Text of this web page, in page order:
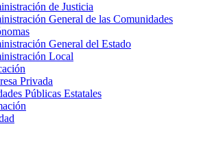
de Justicia
General de las Comunidades
General del Estado
Local
Privada
Públicas Estatales